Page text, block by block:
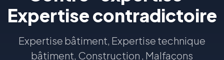
Expertise contradictoire
Expertise bâtiment, Expertise technique
bâtiment, Construction , Malfaçons